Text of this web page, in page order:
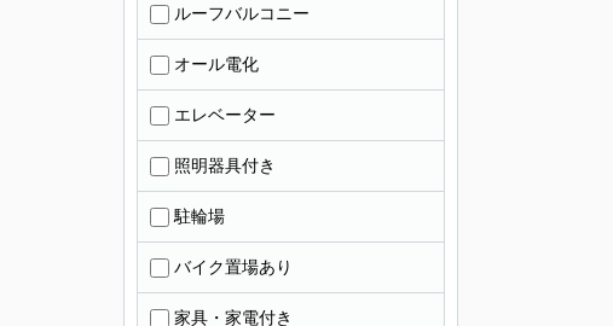
ルーフバルコニー
オール電化
エレベーター
照明器具付き
駐輪場
バイク置場あり
家具・家電付き